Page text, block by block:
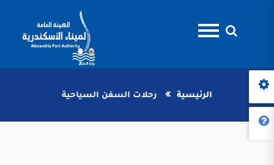
الرئيسية رحلات السفن السياحية